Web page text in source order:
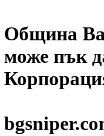
Община
може пък